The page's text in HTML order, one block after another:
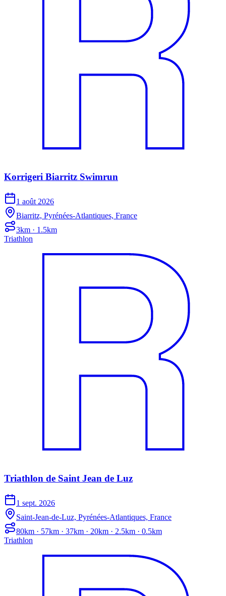
Korrigeri Biarritz Swimrun
1 août 2026
Biarritz, Pyrénées-Atlantiques, France
3km · 1.5km
Triathlon
Triathlon de Saint Jean de Luz
1 sept. 2026
Saint-Jean-de-Luz, Pyrénées-Atlantiques, France
80km · 57km · 37km · 20km · 2.5km · 0.5km
Triathlon